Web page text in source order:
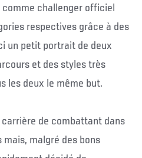
challenger officiel
respectives grâce à des
un petit portrait de deux
et des styles très
les deux le même but.
de combattant dans
malgré des bons